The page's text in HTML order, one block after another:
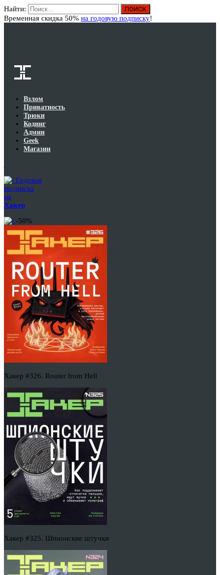
Найти:
Временная скидка 50% на годовую подписку!
Взлом
Приватность
Трюки
Кодинг
Админ
Geek
Магазин
Годовая
подписка
на
Хакер
-50%
Хакер #326. Router from Hell
Хакер #325. Шпионские штучки